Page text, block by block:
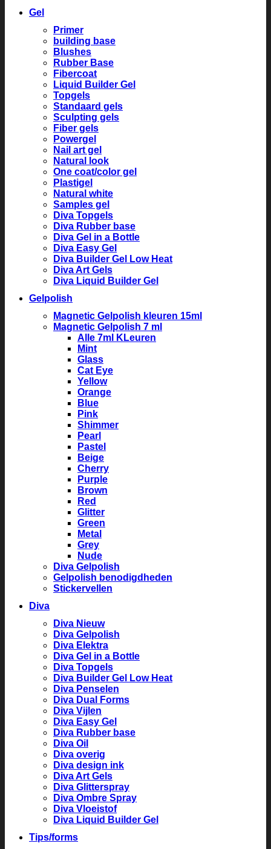
Gel
Primer
building base
Blushes
Rubber Base
Fibercoat
Liquid Builder Gel
Topgels
Standaard gels
Sculpting gels
Fiber gels
Powergel
Nail art gel
Natural look
One coat/color gel
Plastigel
Natural white
Samples gel
Diva Topgels
Diva Rubber base
Diva Gel in a Bottle
Diva Easy Gel
Diva Builder Gel Low Heat
Diva Art Gels
Diva Liquid Builder Gel
Gelpolish
Magnetic Gelpolish kleuren 15ml
Magnetic Gelpolish 7 ml
Alle 7ml KLeuren
Mint
Glass
Cat Eye
Yellow
Orange
Blue
Pink
Shimmer
Pearl
Pastel
Beige
Cherry
Purple
Brown
Red
Glitter
Green
Metal
Grey
Nude
Diva Gelpolish
Gelpolish benodigdheden
Stickervellen
Diva
Diva Nieuw
Diva Gelpolish
Diva Elektra
Diva Gel in a Bottle
Diva Topgels
Diva Builder Gel Low Heat
Diva Penselen
Diva Dual Forms
Diva Vijlen
Diva Easy Gel
Diva Rubber base
Diva Oil
Diva overig
Diva design ink
Diva Art Gels
Diva Glitterspray
Diva Ombre Spray
Diva Vloeistof
Diva Liquid Builder Gel
Tips/forms